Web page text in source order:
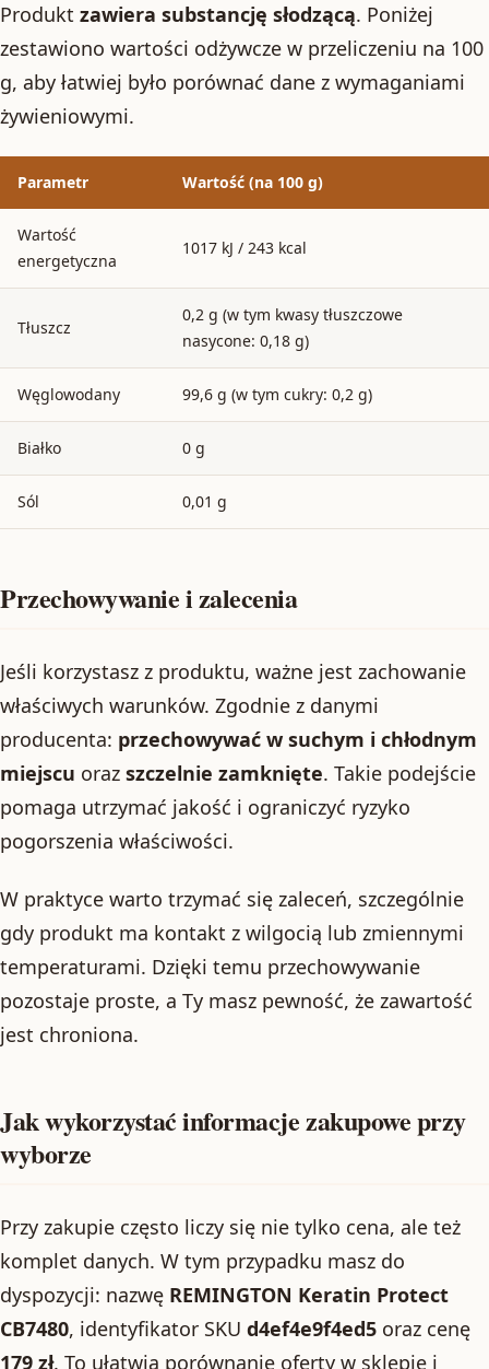
Produkt zawiera substancję słodzącą. Poniżej
zestawiono wartości odżywcze w przeliczeniu na 100
g, aby łatwiej było porównać dane z wymaganiami
żywieniowymi.
Parametr Wartość (na 100 g)
Wartość
energetyczna
1017 kJ / 243 kcal
Tłuszcz
0,2 g (w tym kwasy tłuszczowe
nasycone: 0,18 g)
Węglowodany 99,6 g (w tym cukry: 0,2 g)
Białko 0 g
Sól 0,01 g
Przechowywanie i zalecenia
Jeśli korzystasz z produktu, ważne jest zachowanie
właściwych warunków. Zgodnie z danymi
producenta: przechowywać w suchym i chłodnym
miejscu oraz szczelnie zamknięte. Takie podejście
pomaga utrzymać jakość i ograniczyć ryzyko
pogorszenia właściwości.
W praktyce warto trzymać się zaleceń, szczególnie
gdy produkt ma kontakt z wilgocią lub zmiennymi
temperaturami. Dzięki temu przechowywanie
pozostaje proste, a Ty masz pewność, że zawartość
jest chroniona.
Jak wykorzystać informacje zakupowe przy
wyborze
Przy zakupie często liczy się nie tylko cena, ale też
komplet danych. W tym przypadku masz do
dyspozycji: nazwę REMINGTON Keratin Protect
CB7480, identyfikator SKU d4ef4e9f4ed5 oraz cenę
179 zł. To ułatwia porównanie oferty w sklepie i